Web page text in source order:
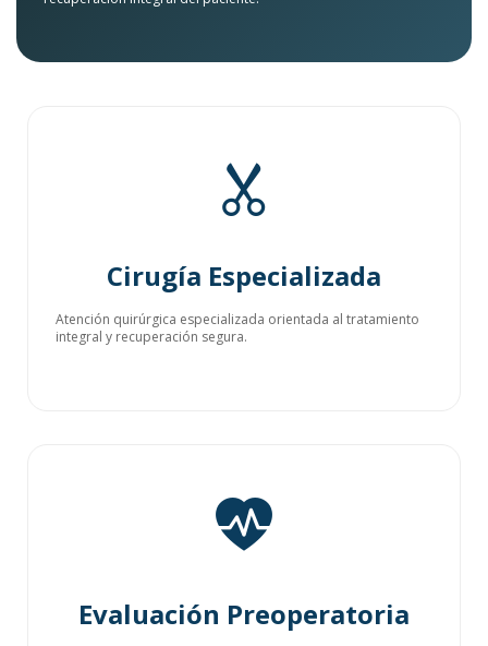
Cirugía Especializada
Atención quirúrgica especializada orientada al tratamiento
integral y recuperación segura.
Evaluación Preoperatoria